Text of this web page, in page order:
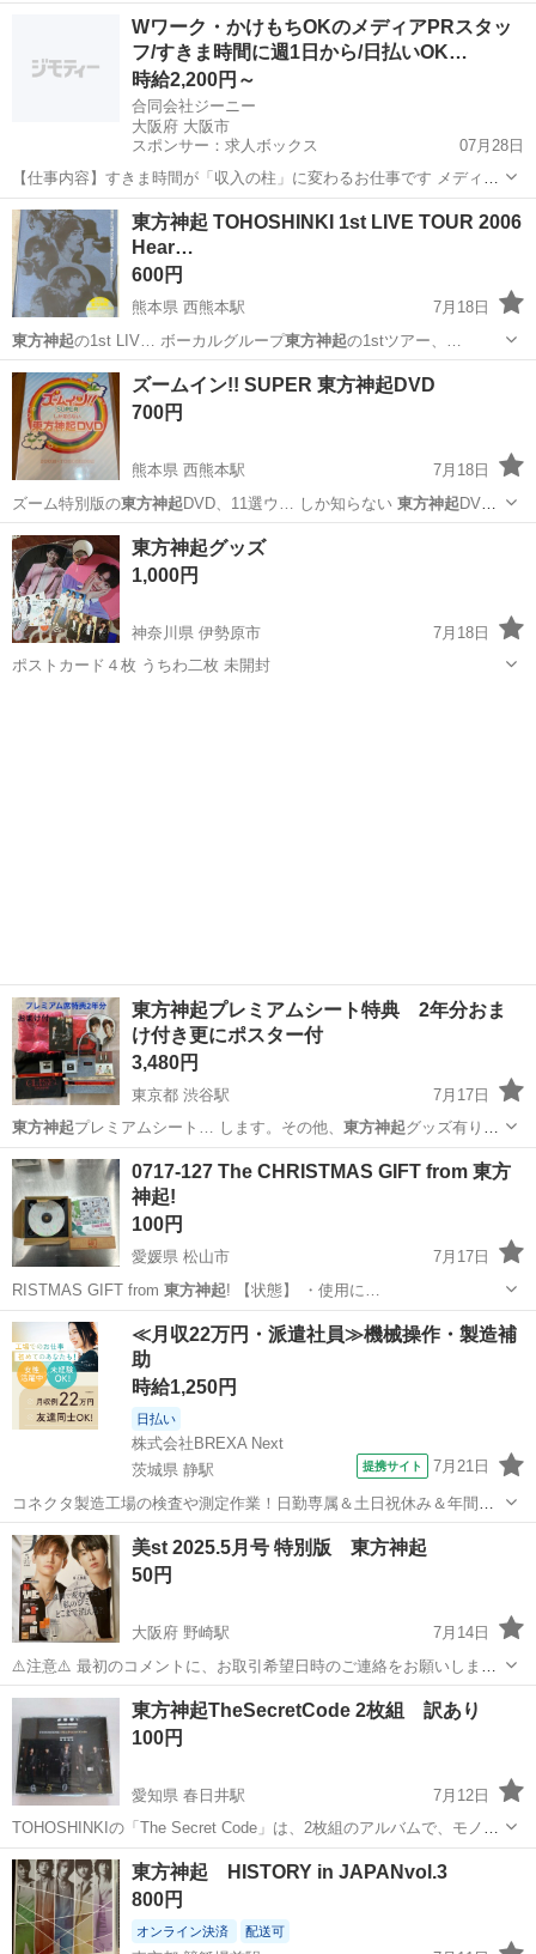
熊本市 西熊本駅 DVD/ブルーレイ 東方神起
Wワーク・かけもちOKのメディアPRスタッ
フ/すきま時間に週1日から/日払いOK…
時給2,200円～
合同会社ジーニー
大阪府 大阪市
スポンサー：求人ボックス
07月28日
【仕事内容】すきま時間が「収入の柱」に変わるお仕事です メディア
やサービスの魅力を、お客様へ直接ご案内・ご提案するPRのお仕事。
むずかしい作業や力仕事は一切ありません。 <はたらく1日のイメージ
> 1出社して、その日の担当エリアを...
アルバイト・パート / 業務委託
東方神起 TOHOSHINKI 1st LIVE TOUR 2006
Hear…
600円
熊本県 西熊本駅
7月18日
東方神起の1st LIV… ボーカルグループ東方神起の1stツアー、…
熊本 熊本市 西熊本駅 DVD/ブルーレイ 東方神起
ズームイン!! SUPER 東方神起DVD
700円
熊本県 西熊本駅
7月18日
ズーム特別版の東方神起 DVD、11選ウ… しか知らない 東方神起DVD -
内容… ズーム特別版東方神起お好きな11選ウ… ームしか知らない東
方神起の真髄 - ディ…
熊本 熊本市 西熊本駅 DVD/ブルーレイ
東方神起グッズ
1,000円
神奈川県 伊勢原市
7月18日
ポストカード４枚 うちわ二枚 未開封
東方神起プレミアムシート特典 2年分おま
け付き更にポスター付
3,480円
東京都 渋谷駅
7月17日
東方神起プレミアムシート… します。その他、 東方神起グッズ有りま
すの… さい。 #東方神起# プレミアム #東方神起ZONEプレミア…
東京 新宿区
0717-127 The CHRISTMAS GIFT from 東方
神起!
100円
愛媛県 松山市
7月17日
RISTMAS GIFT from 東方神起 ! 【状態】 ・使用に…
愛媛 松山市 CD 東方神起
≪月収22万円・派遣社員≫機械操作・製造補
助
時給1,250円
日払い
株式会社BREXA Next
茨城県 静駅
提携サイト 7月21日
コネクタ製造工場の検査や測定作業！日勤専属＆土日祝休み＆年間休
日128日★クリーンルーム内作業★マイカー通勤OK＆無料駐車場あり
★就業先食堂利用可！日払い制度あり！《茨城県常陸大宮市》 人気の
工場のお仕事 ◇コネクタ製造工...
茨城 常陸大宮市 その他
美st 2025.5月号 特別版 東方神起
50円
大阪府 野崎駅
7月14日
⚠️注意⚠️ 最初のコメントに、お取引希望日時のご連絡をお願いしま
す。記載が無い場合、こちらからお返事は、致しません。 ★★★ 受渡
し場所 ★★★ ディオ大東店 大東市三箇四丁目17番52号
（PAKU PAKUた...
大阪 門真市 野崎駅
東方神起TheSecretCode 2枚組 訳あり
100円
愛知県 春日井駅
7月12日
TOHOSHINKIの「The Secret Code」は、2枚組のアルバムで、モノク
ロのディスクデザインが特徴です。 - アーティスト名: TOHOSHINKI -
アルバム名: The Secret Code ...
愛知 春日井市 春日井駅 CD DVD
東方神起 HISTORY in JAPANvol.3
800円
オンライン決済 配送可